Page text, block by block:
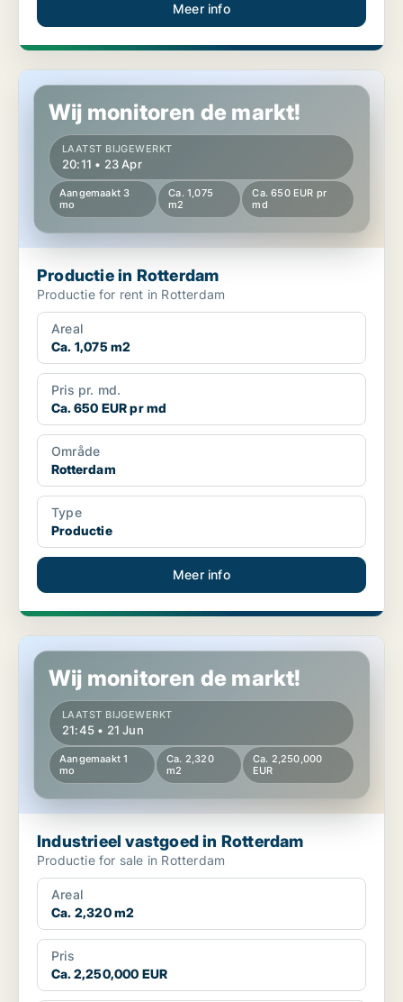
Meer info
Productie in Rotterdam
Wij monitoren de markt!
LAATST BIJGEWERKT
20:11 • 23 Apr
Aangemaakt 3
mo
Ca. 1,075
m2
Ca. 650 EUR pr
md
Productie in Rotterdam
Productie for rent in Rotterdam
Areal
Ca. 1,075 m2
Pris pr. md.
Ca. 650 EUR pr md
Område
Rotterdam
Type
Productie
Meer info
Industrieel vastgoed in Rotterdam
Wij monitoren de markt!
LAATST BIJGEWERKT
21:45 • 21 Jun
Aangemaakt 1
mo
Ca. 2,320
m2
Ca. 2,250,000
EUR
Industrieel vastgoed in Rotterdam
Productie for sale in Rotterdam
Areal
Ca. 2,320 m2
Pris
Ca. 2,250,000 EUR